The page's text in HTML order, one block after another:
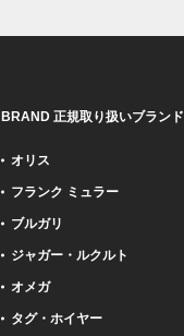
BRAND 正規取り扱いブランド
オリス
フランク ミュラー
ブルガリ
ジャガー・ルクルト
オメガ
タグ・ホイヤー